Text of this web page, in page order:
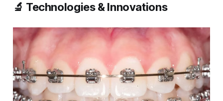
🔬 Technologies & Innovations